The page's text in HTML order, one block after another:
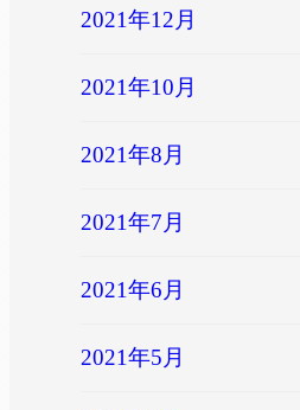
2021年12月
2021年10月
2021年8月
2021年7月
2021年6月
2021年5月